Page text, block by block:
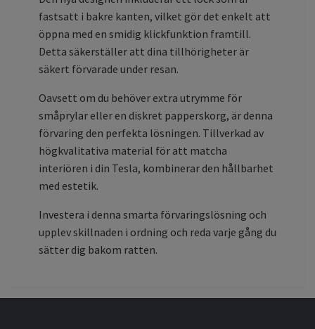
fastsatt i bakre kanten, vilket gör det enkelt att
öppna med en smidig klickfunktion framtill.
Detta säkerställer att dina tillhörigheter är
säkert förvarade under resan.
Oavsett om du behöver extra utrymme för
småprylar eller en diskret papperskorg, är denna
förvaring den perfekta lösningen. Tillverkad av
högkvalitativa material för att matcha
interiören i din Tesla, kombinerar den hållbarhet
med estetik.
Investera i denna smarta förvaringslösning och
upplev skillnaden i ordning och reda varje gång du
sätter dig bakom ratten.